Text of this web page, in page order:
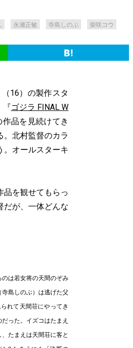
永瀬正敏 寺島しのぶ 柴咲コウ
（16）の製作スタ
『ゴジラ FINAL W
品を見続けてき
。北村監督のカラ
。オールスターキ
品を観せてもらっ
だが、一体どんな
は若女将の天間のぞみ
島しのぶ）は逃げた父
れて天間荘にやってき
った。イズコはたまえ
たまえは天間荘に客と